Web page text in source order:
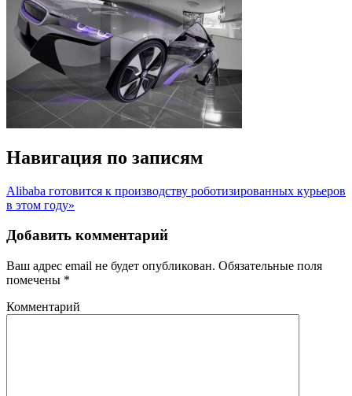
Навигация по записям
Alibaba готовится к производству роботизированных курьеров
в этом году»
Добавить комментарий
Ваш адрес email не будет опубликован. Обязательные поля
помечены *
Комментарий